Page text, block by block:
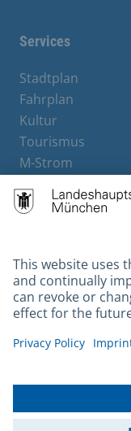
Services
Stadtplan
Fahrplan
Kultur
Tourismus
M-Strom
Hotels
Contact
Barrierefreiheit
Leichte Sprache
Gebärdensprache
Kontakt